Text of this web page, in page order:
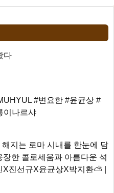
다
#변요한 #윤균상 #
이나르샤
지는 로마 시내를 한눈에 담
장한 콜로세움과 아름다운 석
진선규X윤균상X박지환⛅ |